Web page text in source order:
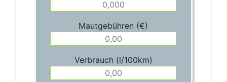
Mautgebühren (€)
Verbrauch (l/100km)